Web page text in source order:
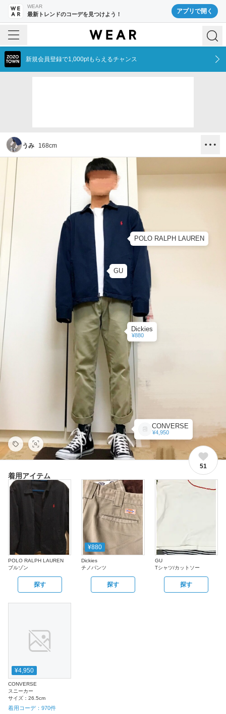
WEAR
最新トレンドのコーデを見つけよう！ アプリで開く
新規会員登録で1,000ptもらえるチャンス
うみ 168cm
POLO RALPH LAUREN
Dickies
¥880
GU
CONVERSE
¥4,950
51
着用アイテム
POLO RALPH LAUREN
ブルゾン
探す
¥880
Dickies
チノパンツ
探す
GU
Tシャツ/カットソー
探す
¥4,950
CONVERSE
スニーカー
サイズ： 26.5cm
着用コーデ： 970件